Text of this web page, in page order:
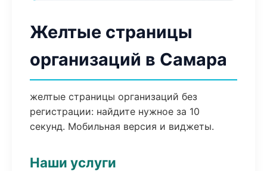
Желтые страницы
организаций в Самара
желтые страницы организаций без
регистрации: найдите нужное за 10
секунд. Мобильная версия и виджеты.
Наши услуги